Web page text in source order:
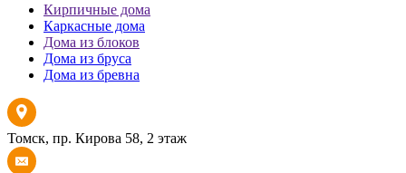
Кирпичные дома
Каркасные дома
Дома из блоков
Дома из бруса
Дома из бревна
Томск, пр. Кирова 58, 2 этаж